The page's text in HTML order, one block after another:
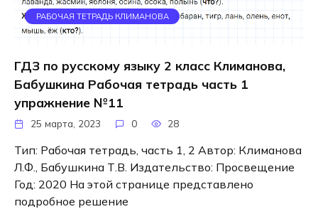
РАБОЧАЯ ТЕТРАДЬ КЛИМАНОВА
ГДЗ по русскому языку 2 класс Климанова,
Бабушкина Рабочая тетрадь часть 1
упражнение №11
25 марта, 2023 0 28
Тип: Рабочая тетрадь, часть 1, 2 Автор: Климанова
Л.Ф., Бабушкина Т.В. Издательство: Просвещение
Год: 2020 На этой странице представлено
подробное решение